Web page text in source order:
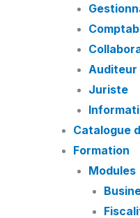
Auditeur
Juriste
Catalogue
Formation
Modules